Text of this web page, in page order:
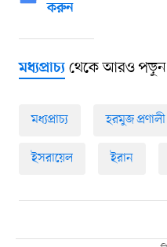
করুন
মধ্যপ্রাচ্যথেকে আরও পড়ুন
মধ্যপ্রাচ্য হরমুজ প্রণালী
ইসরায়েল ইরান